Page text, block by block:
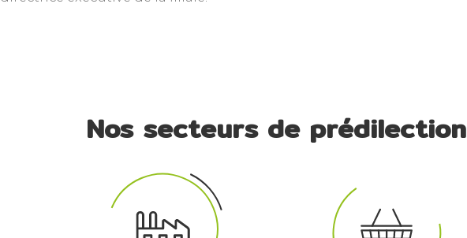
Nos secteurs de prédilection